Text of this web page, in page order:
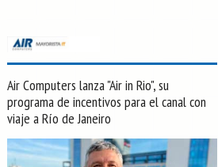
Air Computers lanza "Air in Rio", su
programa de incentivos para el canal con
viaje a Río de Janeiro